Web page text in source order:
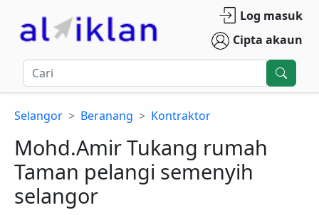
Log masuk
Cipta akaun
Selangor Beranang Kontraktor
Mohd.Amir Tukang rumah
Taman pelangi semenyih
selangor